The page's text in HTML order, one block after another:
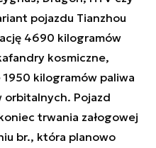
pojazdu Tianzhou
4690 kilogramów
kosmiczne,
kilogramów paliwa
orbitalnych. Pojazd
trwania załogowej
br., która planowo